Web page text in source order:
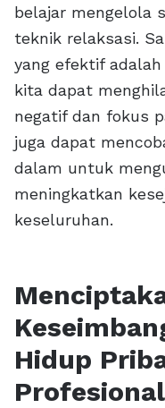
belajar mengelola
teknik relaksasi.
yang efektif
kita dapat
negatif dan fokus
juga dapat
dalam untuk
meningkatkan
keseluruhan.
Hidup
Profesional